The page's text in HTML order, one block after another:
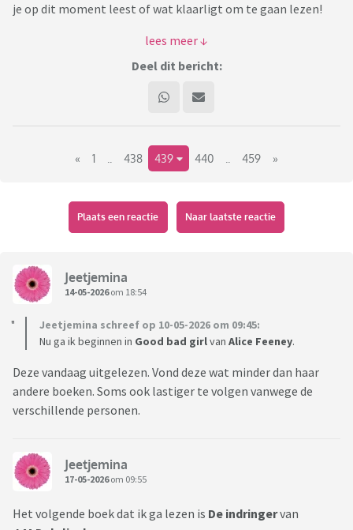
je op dit moment leest of wat klaarligt om te gaan lezen!
Eventueel kun je erbij schrijven wat je er tot nu toe van vindt
of waarom je ervoor gekozen hebt dit boek te gaan lezen.
https://www.viafora.nl/forum/media-en-
Deel dit bericht:
« 1 438 439 440 459 »
Plaats een reactie Naar laatste reactie
Jeetjemina
14-05-2026om 18:54
Jeetjemina schreef op 10-05-2026 om 09:45:
Nu ga ik beginnen in Good bad girlvan Alice Feeney.
Deze vandaag uitgelezen. Vond deze wat minder dan haar
andere boeken. Soms ook lastiger te volgen vanwege de
verschillende personen.
Jeetjemina
17-05-2026om 09:55
Het volgende boek dat ik ga lezen is De indringervan